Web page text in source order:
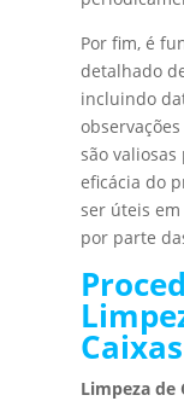
Por fim, é
detalhado
incluindo
são
eficácia do
ser úteis
por parte
Limpeza de